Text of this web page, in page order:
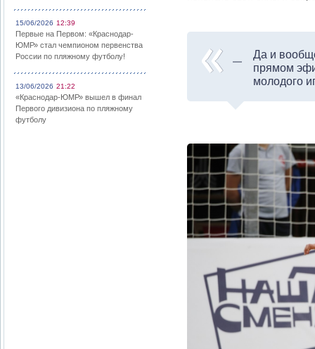
15/06/2026 12:39
Первые на Первом: «Краснодар-
ЮМР» стал чемпионом первенства
России по пляжному футболу!
13/06/2026 21:22
«Краснодар-ЮМР» вышел в финал
Первого дивизиона по пляжному
футболу
Да и
прямом
молодого